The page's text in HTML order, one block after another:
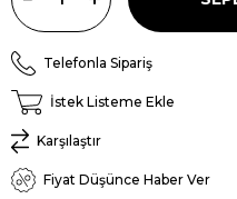
Telefonla Sipariş
İstek Listeme Ekle
Karşılaştır
Fiyat Düşünce Haber Ver